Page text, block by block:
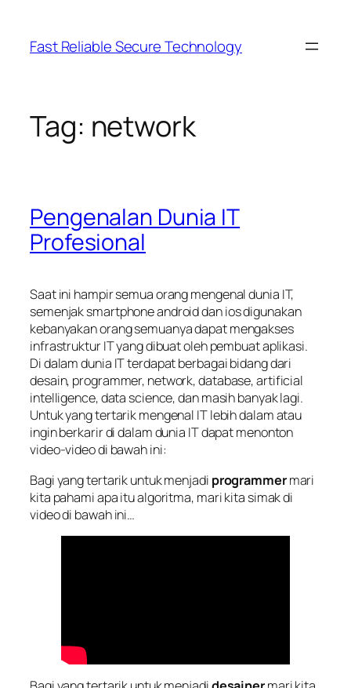
konten
Fast Reliable Secure Technology
Tag: network
Pengenalan Dunia IT
Profesional
Saat ini hampir semua orang mengenal dunia IT,
semenjak smartphone android dan ios digunakan
kebanyakan orang semuanya dapat mengakses
infrastruktur IT yang dibuat oleh pembuat aplikasi.
Di dalam dunia IT terdapat berbagai bidang dari
desain, programmer, network, database, artificial
intelligence, data science, dan masih banyak lagi.
Untuk yang tertarik mengenal IT lebih dalam atau
ingin berkarir di dalam dunia IT dapat menonton
video-video di bawah ini:
Bagi yang tertarik untuk menjadi programmermari
kita pahami apa itu algoritma, mari kita simak di
video di bawah ini…